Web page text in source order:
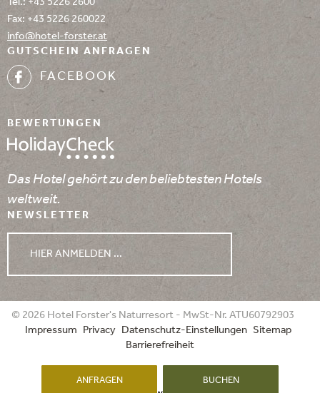
Tel.: +43 5226 2600
Fax: +43 5226 260022
info@hotel-forster.at
GUTSCHEIN ANFRAGEN
FACEBOOK
BEWERTUNGEN
Das Hotel gehört zu den beliebtesten Hotels
weltweit.
NEWSLETTER
HIER ANMELDEN ...
WETTER
06.08.2026 07.08.2026
© 2026 Hotel Forster's Naturresort - MwSt-Nr. ATU60792903
Impressum
Privacy Datenschutz-Einstellungen Sitemap
Barrierefreiheit
ANFRAGEN BUCHEN